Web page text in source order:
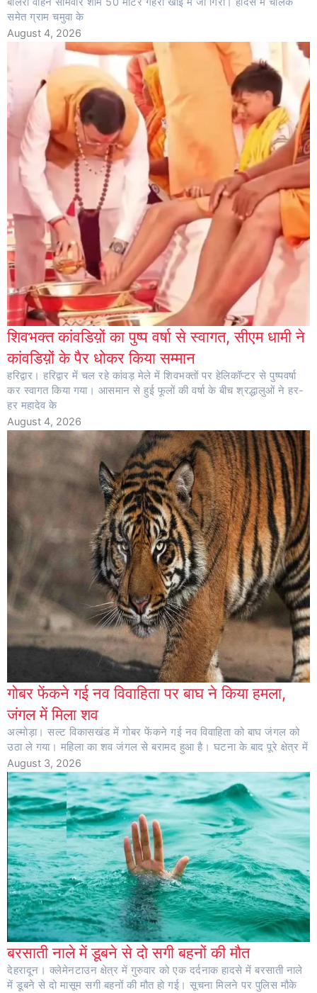
समेत ग्राम चमुवा के
August 4, 2026
शिवभक्त कांवडिय़ों का पुष्प वर्षा से स्वागत, सीएम धामी ने
कांवडिय़ों के पैर धोकर किया सम्मान
हरिद्वार। हरिद्वार में चल रहे कांवड़ मेले में शिवभक्तों पर हेलिकॉप्टर से पुष्पवर्षा
कर स्वागत किया गया। आसमान से हुई फूलों की वर्षा के बीच श्रद्धालुओं ने हर-
हर महादेव के
August 4, 2026
गोबर फेंकने गई नव विवाहिता पर बाघ ने किया हमला,
जंगल में मिला शव
अल्मोड़ा। सल्ट विकासखंड में गोबर फेंकने गई नव विवाहिता को बाघ जंगल को
उठा ले गया। महिला का शव जंगल से बरामद हुआ है। घटना के बाद पूरे क्षेत्र में
August 3, 2026
बरसाती नाले में डूबने से दो सगी बहनों की मौत
देहरादून। क्लेमेनटाउन क्षेत्र में गुरुवार को एक दर्दनाक हादसे में बरसाती नाले
में डूबने से दो मासूम सगी बहनों की मौत हो गई। सूचना मिलने पर पुलिस मौके